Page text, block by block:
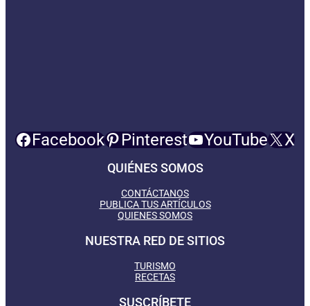
Facebook Pinterest YouTube X
QUIÉNES SOMOS
CONTÁCTANOS
PUBLICA TUS ARTÍCULOS
QUIENES SOMOS
NUESTRA RED DE SITIOS
TURISMO
RECETAS
SUSCRÍBETE